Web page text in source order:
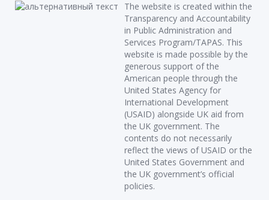
The website is created within the
Transparency and Accountability
in Public Administration and
Services Program/TAPAS. This
website is made possible by the
generous support of the
American people through the
United States Agency for
International Development
(USAID) alongside UK aid from
the UK government. The
contents do not necessarily
reflect the views of USAID or the
United States Government and
the UK government’s official
policies.